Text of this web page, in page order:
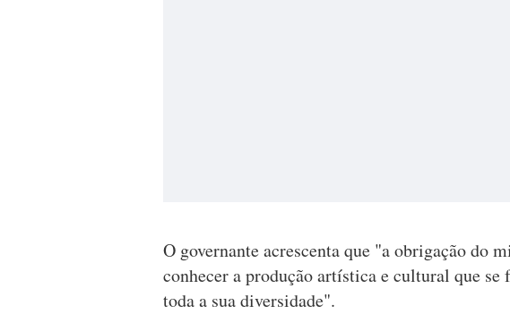
O governante acrescenta que "a obrigação do
conhecer a produção artística e cultural que
toda a sua diversidade".